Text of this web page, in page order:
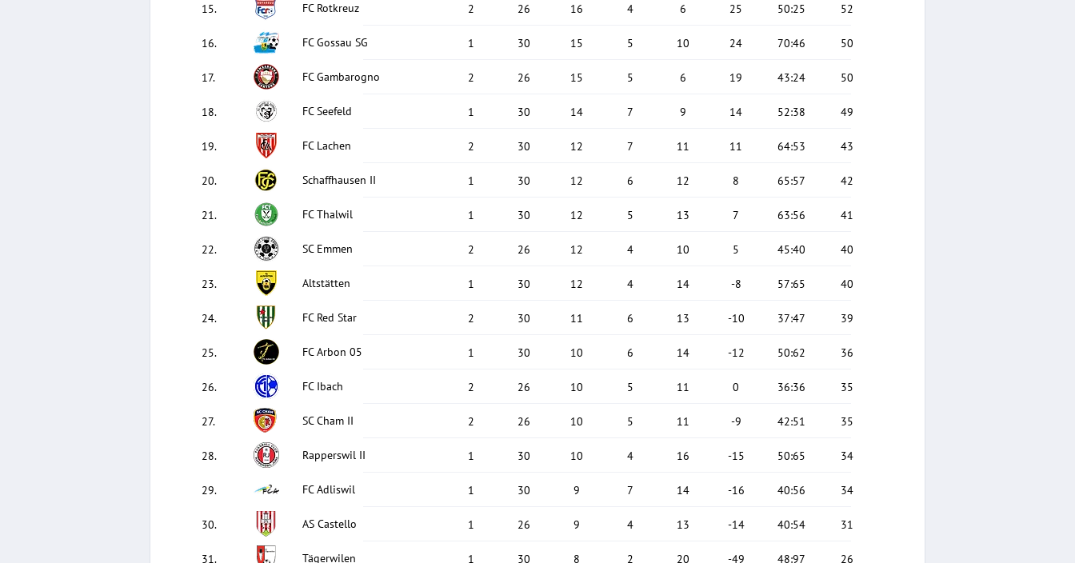
15. FC Rotkreuz 2 26 16 4 6 25 50:25 52
16. FC Gossau SG 1 30 15 5 10 24 70:46 50
17. FC Gambarogno 2 26 15 5 6 19 43:24 50
18. FC Seefeld 1 30 14 7 9 14 52:38 49
19. FC Lachen 2 30 12 7 11 11 64:53 43
20. Schaffhausen II 1 30 12 6 12 8 65:57 42
21. FC Thalwil 1 30 12 5 13 7 63:56 41
22. SC Emmen 2 26 12 4 10 5 45:40 40
23. Altstätten 1 30 12 4 14 -8 57:65 40
24. FC Red Star 2 30 11 6 13 -10 37:47 39
25. FC Arbon 05 1 30 10 6 14 -12 50:62 36
26. FC Ibach 2 26 10 5 11 0 36:36 35
27. SC Cham II 2 26 10 5 11 -9 42:51 35
28. Rapperswil II 1 30 10 4 16 -15 50:65 34
29. FC Adliswil 1 30 9 7 14 -16 40:56 34
30. AS Castello 1 26 9 4 13 -14 40:54 31
31. Tägerwilen 1 30 8 2 20 -49 48:97 26